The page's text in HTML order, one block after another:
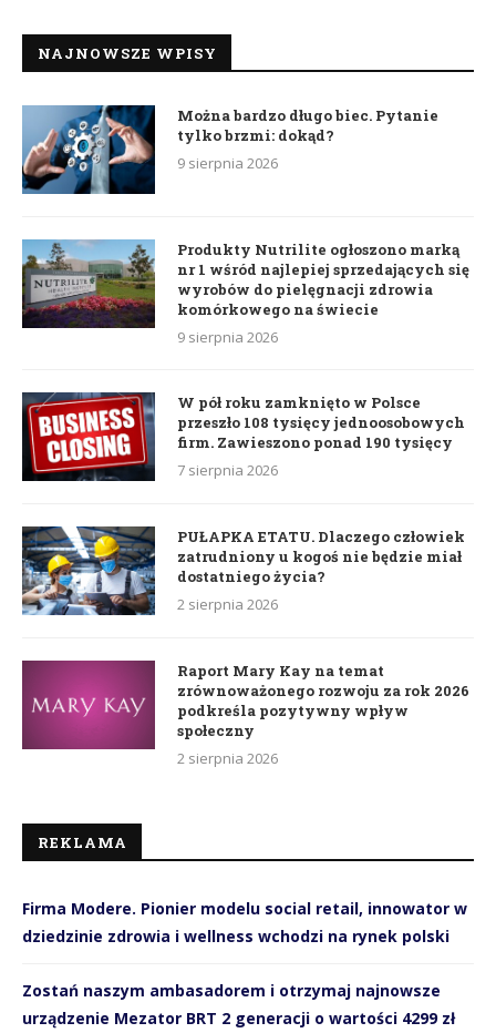
NAJNOWSZE WPISY
Można bardzo długo biec. Pytanie
tylko brzmi: dokąd?
9 sierpnia 2026
Produkty Nutrilite ogłoszono marką
nr 1 wśród najlepiej sprzedających się
wyrobów do pielęgnacji zdrowia
komórkowego na świecie
9 sierpnia 2026
W pół roku zamknięto w Polsce
przeszło 108 tysięcy jednoosobowych
firm. Zawieszono ponad 190 tysięcy
7 sierpnia 2026
PUŁAPKA ETATU. Dlaczego człowiek
zatrudniony u kogoś nie będzie miał
dostatniego życia?
2 sierpnia 2026
Raport Mary Kay na temat
zrównoważonego rozwoju za rok 2026
podkreśla pozytywny wpływ
społeczny
2 sierpnia 2026
REKLAMA
Firma Modere. Pionier modelu social retail, innowator w
dziedzinie zdrowia i wellness wchodzi na rynek polski
Zostań naszym ambasadorem i otrzymaj najnowsze
urządzenie Mezator BRT 2 generacji o wartości 4299 zł